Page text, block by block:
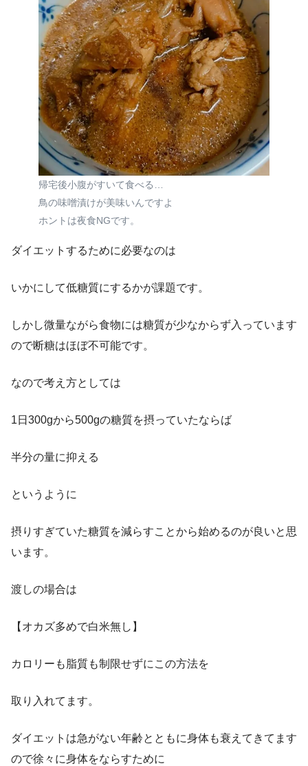
帰宅後小腹がすいて食べる…
鳥の味噌漬けが美味いんですよ
ホントは夜食NGです。
ダイエットするために必要なのは
いかにして低糖質にするかが課題です。
しかし微量ながら食物には糖質が少なからず入っています
ので断糖はほぼ不可能です。
なので考え方としては
1日300gから500gの糖質を摂っていたならば
半分の量に抑える
というように
摂りすぎていた糖質を減らすことから始めるのが良いと思
います。
渡しの場合は
【オカズ多めで白米無し】
カロリーも脂質も制限せずにこの方法を
取り入れてます。
ダイエットは急がない年齢とともに身体も衰えてきてます
ので徐々に身体をならすために